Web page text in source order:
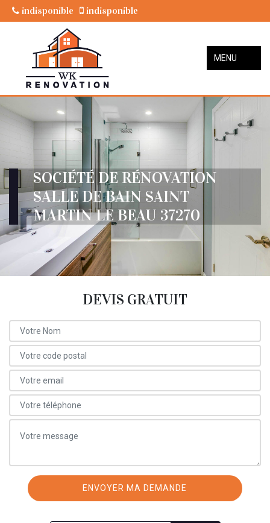
indisponible indisponible
MENU
SOCIÉTÉ DE RÉNOVATION
SALLE DE BAIN SAINT
MARTIN LE BEAU 37270
DEVIS GRATUIT